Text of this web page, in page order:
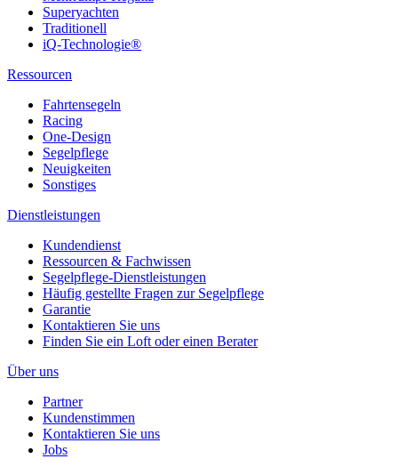
Superyachten
Traditionell
iQ-Technologie®
Ressourcen
Fahrtensegeln
Racing
One-Design
Segelpflege
Neuigkeiten
Sonstiges
Dienstleistungen
Kundendienst
Ressourcen & Fachwissen
Segelpflege-Dienstleistungen
Häufig gestellte Fragen zur Segelpflege
Garantie
Kontaktieren Sie uns
Finden Sie ein Loft oder einen Berater
Über uns
Partner
Kundenstimmen
Kontaktieren Sie uns
Jobs